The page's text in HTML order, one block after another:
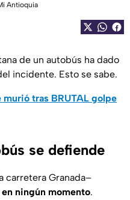
Antioquia
de un autobús ha dado
incidente. Esto se sabe.
tras BRUTAL golpe
se defiende
carretera Granada–
en ningún momento.